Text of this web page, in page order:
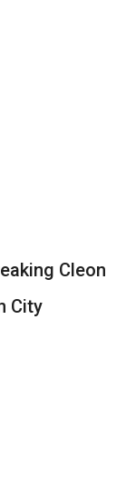
Cleon
City